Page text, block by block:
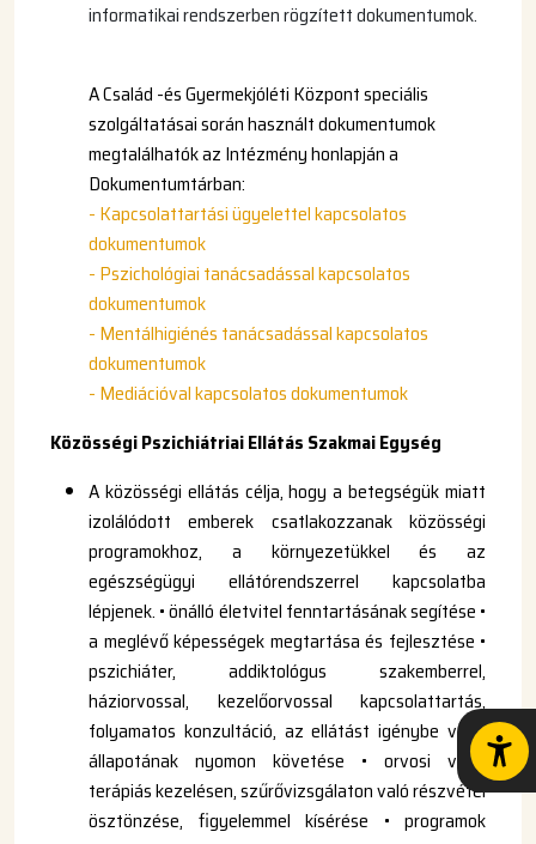
informatikai rendszerben rögzített dokumentumok.
A Család -és Gyermekjóléti Központ speciális
szolgáltatásai során használt dokumentumok
megtalálhatók az Intézmény honlapján a
Dokumentumtárban:
- Kapcsolattartási ügyelettel kapcsolatos
dokumentumok
- Pszichológiai tanácsadással kapcsolatos
dokumentumok
- Mentálhigiénés tanácsadással kapcsolatos
dokumentumok
- Mediációval kapcsolatos dokumentumok
Közösségi Pszichiátriai Ellátás Szakmai Egység
A közösségi ellátás célja, hogy a betegségük miatt
izolálódott emberek csatlakozzanak közösségi
programokhoz, a környezetükkel és az
egészségügyi ellátórendszerrel kapcsolatba
lépjenek. • önálló életvitel fenntartásának segítése •
a meglévő képességek megtartása és fejlesztése •
pszichiáter, addiktológus szakemberrel,
háziorvossal, kezelőorvossal kapcsolattartás,
folyamatos konzultáció, az ellátást igénybe vevő
állapotának nyomon követése • orvosi vagy
terápiás kezelésen, szűrővizsgálaton való részvétel
ösztönzése, figyelemmel kísérése • programok